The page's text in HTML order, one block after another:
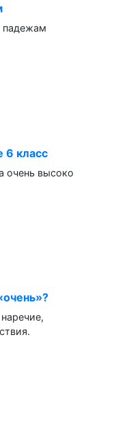
падежам
6 класс
очень высоко